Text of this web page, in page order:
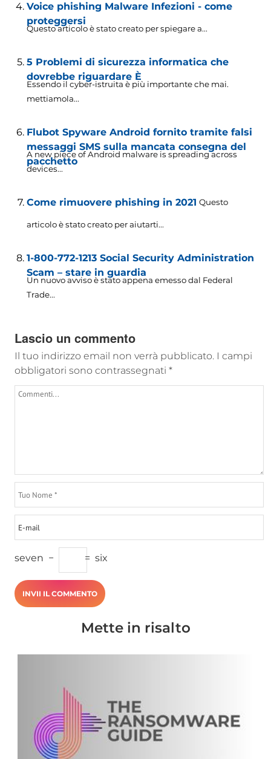
Voice phishing Malware Infezioni - come
proteggersi
Questo articolo è stato creato per spiegare a...
5 Problemi di sicurezza informatica che
dovrebbe riguardare È
Essendo il cyber-istruita è più importante che mai.
mettiamola...
Flubot Spyware Android fornito tramite falsi
messaggi SMS sulla mancata consegna del
pacchetto
A new piece of Android malware is spreading across
devices...
Come rimuovere phishing in 2021 Questo
articolo è stato creato per aiutarti...
1-800-772-1213 Social Security Administration
Scam – stare in guardia
Un nuovo avviso è stato appena emesso dal Federal
Trade...
Lascio un commento
Il tuo indirizzo email non verrà pubblicato. I campi
obbligatori sono contrassegnati *
seven − = six
Mette in risalto